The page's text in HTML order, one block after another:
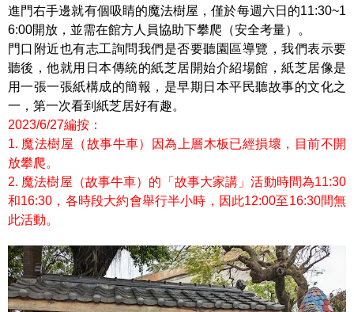
進門右手邊就有個吸睛的魔法樹屋，僅於每週六日的11:30~1
6:00開放，並需在館方人員協助下攀爬（安全考量）。
門口附近也有志工詢問我們是否要聽園區導覽，我們表示要
聽後，他就用日本傳統的紙芝居開始介紹場館，紙芝居像是
用一張一張紙構成的簡報，是早期日本平民聽故事的文化之
一，第一次看到紙芝居好有趣。
2023/6/27編按：
1. 魔法樹屋（故事牛車）因為上層木板已經損壞，目前不開
放攀爬。
2. 魔法樹屋（故事牛車）的「故事大家講」活動時間為11:30
和16:30，各時段大約會舉行半小時，因此12:00至16:30間無
此活動。